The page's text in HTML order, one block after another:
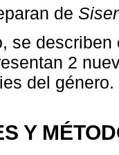
de
se
2
del género.
Y